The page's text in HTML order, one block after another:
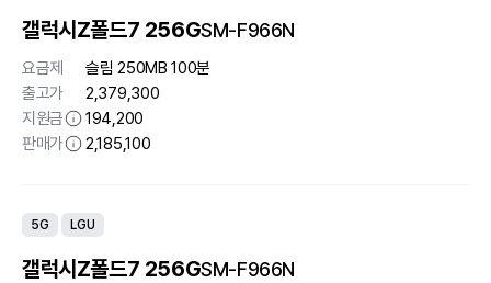
갤럭시Z폴드7 256GSM-F966N
요금제
슬림 250MB 100분
출고가
2,379,300
지원금
194,200
판매가
2,185,100
5G LGU
갤럭시Z폴드7 256GSM-F966N